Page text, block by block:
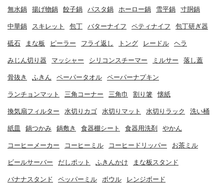
無水鍋 揚げ物鍋 餃子鍋 パスタ鍋 ホーロー鍋 雪平鍋 寸胴鍋
中華鍋 スキレット 包丁 バターナイフ ペティナイフ 包丁研ぎ器
砥石 まな板 ピーラー フライ返し トング レードル ヘラ
みじん切り器 マッシャー シリコンスチーマー ミルサー 落し蓋
骨抜き ふきん ペーパータオル ペーパーナプキン
ランチョンマット 三角コーナー 三角巾 割り箸 懐紙
換気扇フィルター 水切りカゴ 水切りマット 水切りラック 洗い桶
紙皿 鍋つかみ 鍋敷き 食器棚シート 食器用洗剤 やかん
コーヒーメーカー コーヒーミル コーヒードリッパー お茶ミル
ビールサーバー だしポット ふきんかけ まな板スタンド
バナナスタンド ペッパーミル ボウル レンジボード